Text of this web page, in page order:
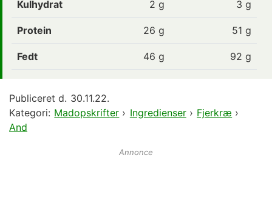
Kulhydrat 2 g 3 g
Protein 26 g 51 g
Fedt 46 g 92 g
Publiceret d. 30.11.22.
Kategori: Madopskrifter › Ingredienser› Fjerkræ ›
And
Annonce